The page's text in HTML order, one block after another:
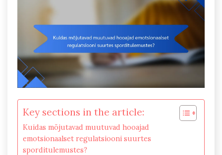
Key sections in the article:
Kuidas mõjutavad muutuvad hooajad
emotsionaalset regulatsiooni suurtes
sporditulemustes?